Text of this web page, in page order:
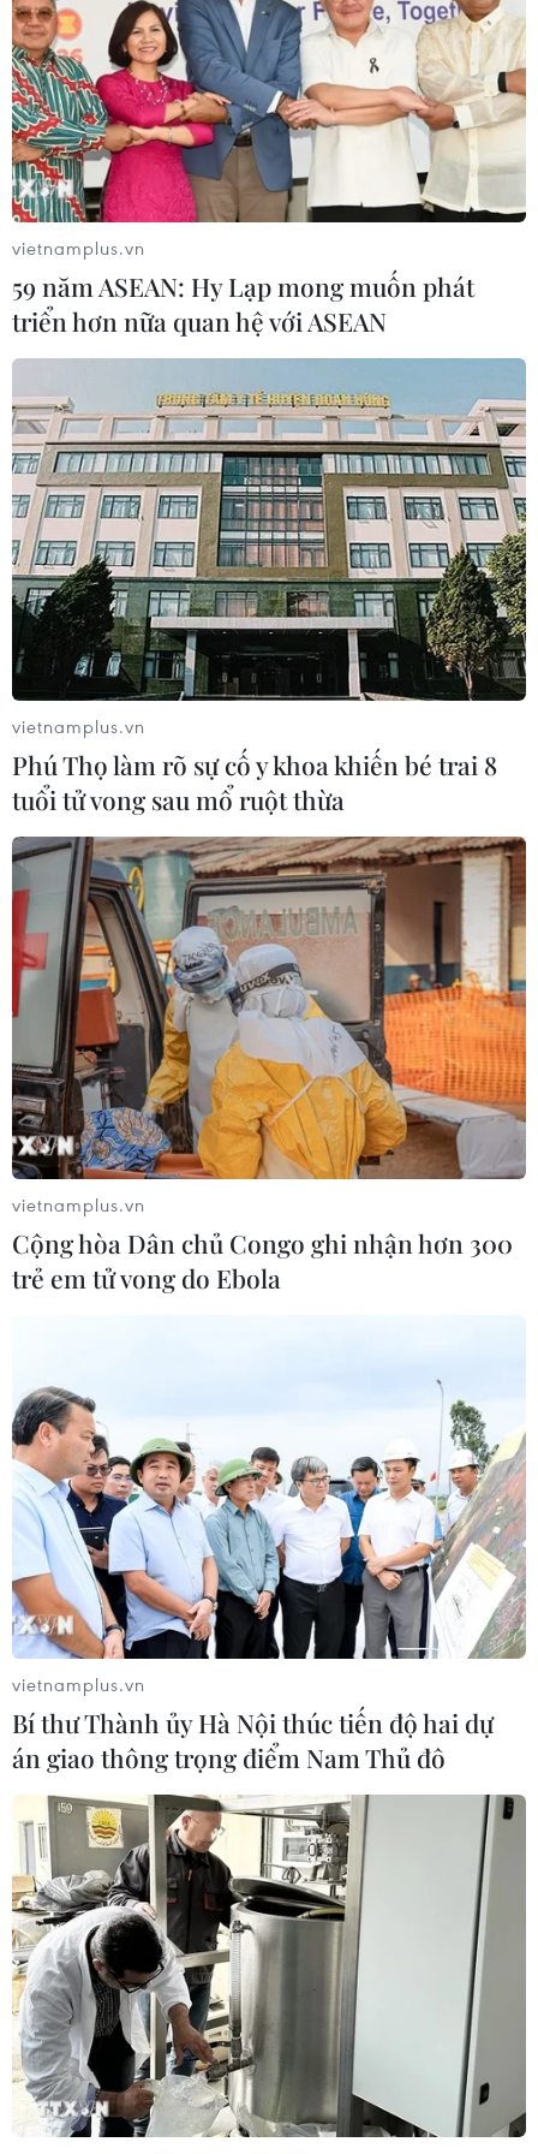
Tất cả người dân chuẩn
bị sinh con chú ý quy
định phạt tới 30 triệu
đồng từ 15/5
Độc đáo hình ảnh Đại sứ
Pháp mặc áo dài "chấm
thi" tiếng Pháp
Nhà lãnh đạo Kim Jong-
un ra lệnh thần tốc hiện
đại hóa vũ khí
Công an Thành phố Hồ
Chí Minh tiếp nhận 33
công dân bị Mỹ trục xuất
về nước
Kinh hãi hàng tấn lô thịt
bò giả, bò bệnh tại
Thành phố Hồ Chí Minh
Cận cảnh cháy lớn quán
bar ở Hà Nội, cột khói
vietnamplus.vn
59 năm ASEAN: Hy Lạp mong muốn phát
triển hơn nữa quan hệ với ASEAN
vietnamplus.vn
Phú Thọ làm rõ sự cố y khoa khiến bé trai 8
tuổi tử vong sau mổ ruột thừa
vietnamplus.vn
Cộng hòa Dân chủ Congo ghi nhận hơn 300
trẻ em tử vong do Ebola
vietnamplus.vn
Bí thư Thành ủy Hà Nội thúc tiến độ hai dự
án giao thông trọng điểm Nam Thủ đô